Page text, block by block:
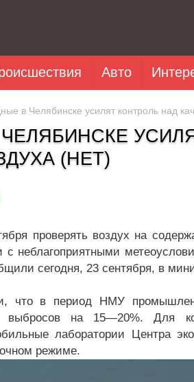
Авто
в Челябинске усилят контроль над
(НЕТ)
проверять воздух на
с неблагоприятными
сегодня, 23 сентября, в
что в период НМУ
выбросов на 15—20%. Для
лаборатории Центра
режиме.